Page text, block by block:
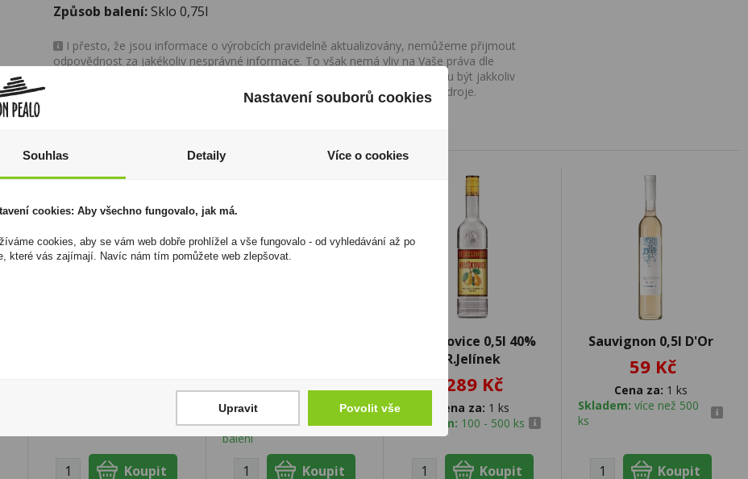
Způsob balení:Sklo 0,75l
I přesto, že jsou informace o výrobcích pravidelně aktualizovány, nemůžeme přijmout
odpovědnost za jakékoliv nesprávné informace. To však nemá vliv na Vaše práva dle
zákona. Tyto informace jsou podávány pouze pro osobní použití a nemohou být jakkoliv
kopírovány bez předchozího souhlasu DonPealo ani bez řádného uvedení zdroje.
Cena za:
balení (10 ks)
Skladem:100 - 500
balení
Hruškovice 0,5l 40%
R.Jelínek
289 Kč
Cena za: 1 ks
Skladem: 100 - 500 ks
Sauvignon 0,5l D'Or
59 Kč
Cena za: 1 ks
Skladem: více než 500
ks
Nastavení souborů cookies
Souhlas Detaily Více o cookies
cookies: Aby všechno fungovalo, jak má.
cookies, aby se vám web dobře prohlížel a vše fungovalo - od vyhledávání až po
které vás zajímají. Navíc nám tím pomůžete web zlepšovat.
Upravit Povolit vše